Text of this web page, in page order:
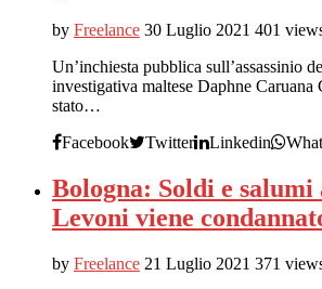
by Freelance 30 Luglio 2021 401
Un’inchiesta pubblica sull’assassinio
investigativa maltese Daphne Caruana
stato…
Facebook
Twitter Linkedin
Bologna: Soldi e salumi
Levoni viene
by Freelance 21 Luglio 2021 371